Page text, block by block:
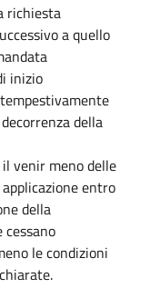
richiesta
a quello
inizio
della
venir meno delle
entro
della
cessano
le condizioni